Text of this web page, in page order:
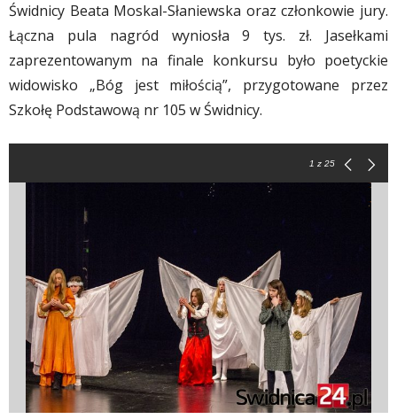
Świdnicy Beata Moskal-Słaniewska oraz członkowie jury.
Łączna pula nagród wyniosła 9 tys. zł. Jasełkami
zaprezentowanym na finale konkursu było poetyckie
widowisko „Bóg jest miłością”, przygotowane przez
Szkołę Podstawową nr 105 w Świdnicy.
1 z 25